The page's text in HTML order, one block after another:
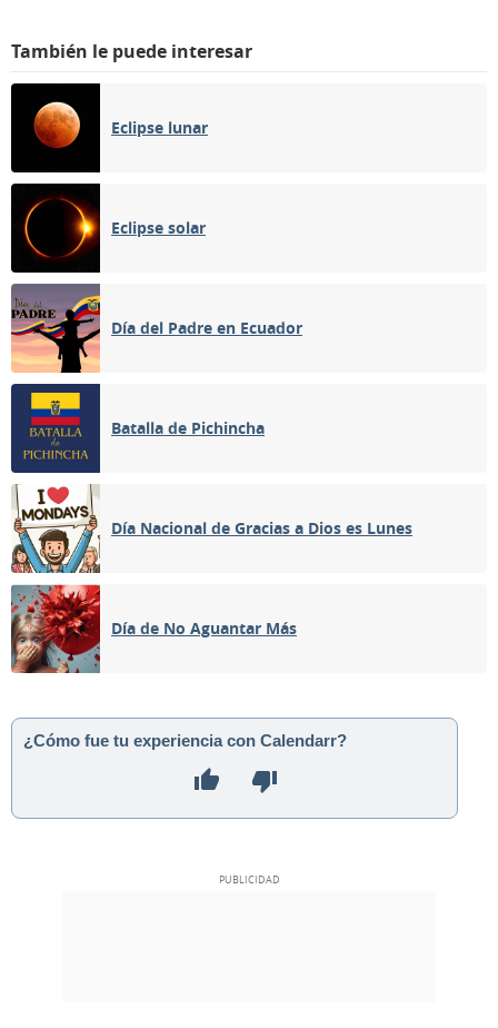
También le puede interesar
Eclipse lunar
Eclipse solar
Día del Padre en Ecuador
Batalla de Pichincha
Día Nacional de Gracias a Dios es Lunes
Día de No Aguantar Más
¿Cómo fue tu experiencia con Calendarr?